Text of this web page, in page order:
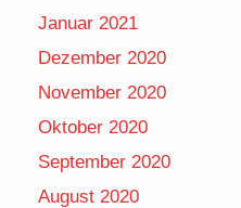
Januar 2021
Dezember 2020
November 2020
Oktober 2020
September 2020
August 2020